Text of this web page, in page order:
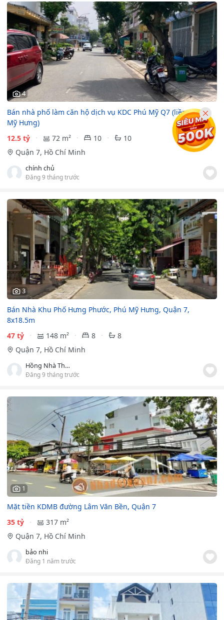
4
Bán nhà phố làm căn hộ dịch vụ KDC Phú Mỹ Q7 (liền kề Phú
Mỹ Hưng)
12.5 tỷ
72 m² 10
10
Quận 7, Hồ Chí Minh
chính chủ
Đăng 9 tháng trước
3
Bán Nhà Khu Phố Hưng Phước, Phú Mỹ Hưng, Quận 7,
8x18.5m
47 tỷ
148 m² 8
8
Quận 7, Hồ Chí Minh
Hồng Nhà Thật
Đăng 9 tháng trước
1
Mặt tiền KDMB đường Lâm Văn Bền, Quận 7
35 tỷ
317 m²
Quận 7, Hồ Chí Minh
bảo nhi
Đăng 1 năm trước